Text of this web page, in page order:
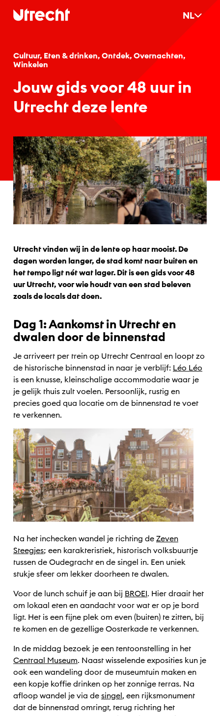
NL
Cultuur, Eten & drinken, Ontdek, Overnachten,
Winkelen
Jouw gids voor 48 uur in
Ut­recht deze len­te
Utrecht vinden wij in de lente op haar mooist. De
dagen worden langer, de stad komt naar buiten en
het tempo ligt nét wat lager. Dit is een gids voor 48
uur Utrecht, voor wie houdt van een stad beleven
zoals de locals dat doen.
Dag 1: Aankomst in Utrecht en
dwalen door de binnenstad
Je arriveert per trein op Utrecht Centraal en loopt zo
de historische binnenstad in naar je verblijf: Léo Léo
is een knusse, kleinschalige accommodatie waar je
je gelijk thuis zult voelen. Persoonlijk, rustig en
precies goed qua locatie om de binnenstad te voet
te verkennen.
Na het inchecken wandel je richting de Zeven
Steegjes; een karakteristiek, historisch volksbuurtje
tussen de Oudegracht en de singel in. Een uniek
stukje sfeer om lekker doorheen te dwalen.
Voor de lunch schuif je aan bij BROEI. Hier draait het
om lokaal eten en aandacht voor wat er op je bord
ligt. Het is een fijne plek om even (buiten) te zitten, bij
te komen en de gezellige Oosterkade te verkennen.
In de middag bezoek je een tentoonstelling in het
Centraal Museum. Naast wisselende exposities kun je
ook een wandeling door de museumtuin maken en
een kopje koffie drinken op het zonnige terras. Na
afloop wandel je via de singel, een rijksmonument
dat de binnenstad omringt, terug richting het